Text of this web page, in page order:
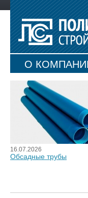
О
КАРТА САЙТА
16.07.2026
Обсадные трубы